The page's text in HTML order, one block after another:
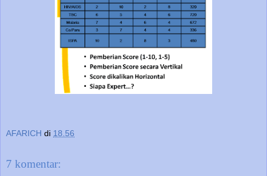
AFARICH di 18.56
7 komentar: